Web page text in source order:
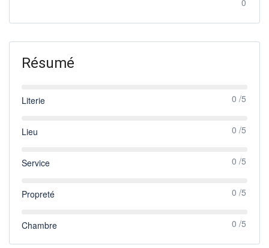
0
Résumé
Literie 0 /5
Lieu 0 /5
Service 0 /5
Propreté 0 /5
Chambre 0 /5